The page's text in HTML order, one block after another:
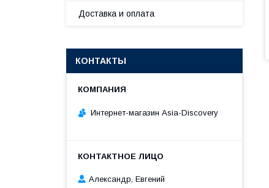
Доставка и оплата
КОНТАКТЫ
Интернет-магазин Asia-Discovery
Александр, Евгений